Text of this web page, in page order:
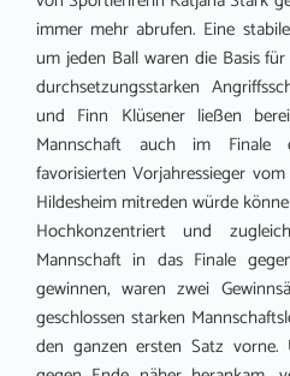
immer mehr abrufen. Eine
um jeden Ball waren die Basis
durchsetzungsstarken
und Finn Klüsener ließen
Mannschaft auch im
favorisierten Vorjahressieger
Hildesheim mitreden würde
Hochkonzentriert und
Mannschaft in das Finale
gewinnen, waren zwei
geschlossen starken
den ganzen ersten Satz